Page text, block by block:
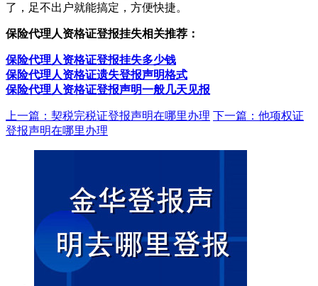
了，足不出户就能搞定，方便快捷。
保险代理人资格证登报挂失相关推荐：
保险代理人资格证登报挂失多少钱
保险代理人资格证遗失登报声明格式
保险代理人资格证登报声明一般几天见报
上一篇：契税完税证登报声明在哪里办理 下一篇：他项权证
登报声明在哪里办理